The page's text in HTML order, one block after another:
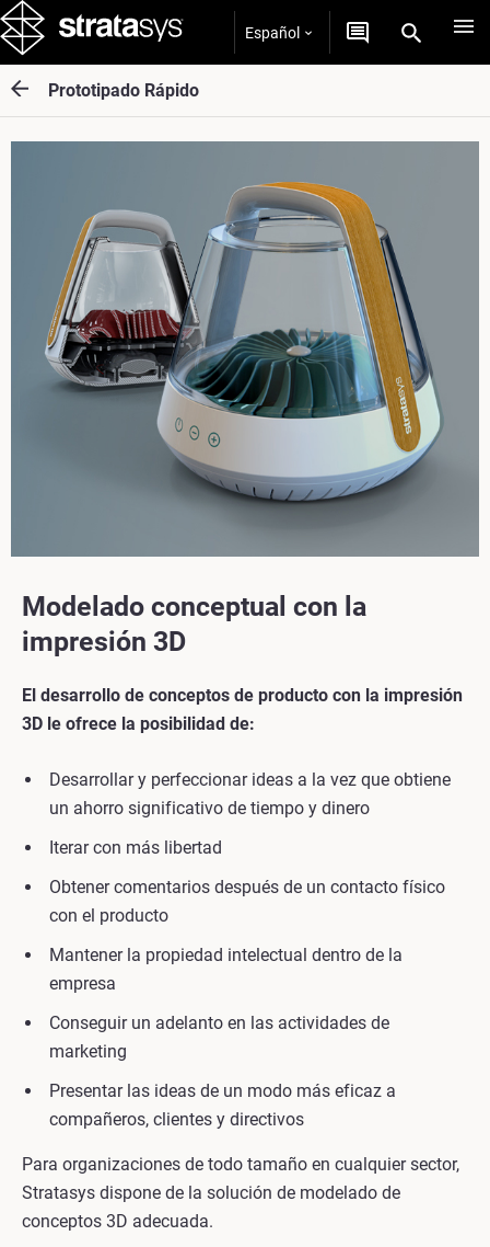
Español
Prototipado Rápido
Modelado conceptual con la
impresión 3D
El desarrollo de conceptos de producto con la impresión
3D le ofrece la posibilidad de:
Desarrollar y perfeccionar ideas a la vez que obtiene
un ahorro significativo de tiempo y dinero
Iterar con más libertad
Obtener comentarios después de un contacto físico
con el producto
Mantener la propiedad intelectual dentro de la
empresa
Conseguir un adelanto en las actividades de
marketing
Presentar las ideas de un modo más eficaz a
compañeros, clientes y directivos
Para organizaciones de todo tamaño en cualquier sector,
Stratasys dispone de la solución de modelado de
conceptos 3D adecuada.